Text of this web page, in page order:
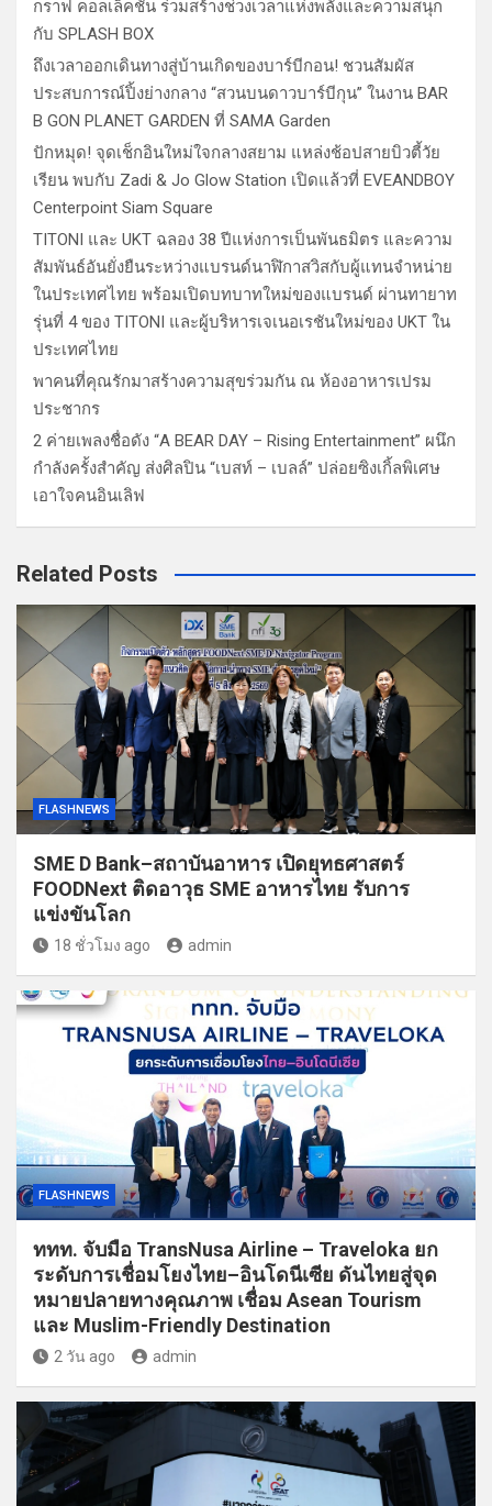
กราฟ คอลเล็คชั่น ร่วมสร้างช่วงเวลาแห่งพลังและความสนุก
กับ SPLASH BOX
ถึงเวลาออกเดินทางสู่บ้านเกิดของบาร์บีกอน! ชวนสัมผัส
ประสบการณ์ปิ้งย่างกลาง “สวนบนดาวบาร์บีกุน” ในงาน BAR
B GON PLANET GARDEN ที่ SAMA Garden
ปักหมุด! จุดเช็กอินใหม่ใจกลางสยาม แหล่งช้อปสายบิวตี้วัย
เรียน พบกับ Zadi & Jo Glow Station เปิดแล้วที่ EVEANDBOY
Centerpoint Siam Square
TITONI และ UKT ฉลอง 38 ปีแห่งการเป็นพันธมิตร และความ
สัมพันธ์อันยั่งยืนระหว่างแบรนด์นาฬิกาสวิสกับผู้แทนจำหน่าย
ในประเทศไทย พร้อมเปิดบทบาทใหม่ของแบรนด์ ผ่านทายาท
รุ่นที่ 4 ของ TITONI และผู้บริหารเจเนอเรชันใหม่ของ UKT ใน
ประเทศไทย
พาคนที่คุณรักมาสร้างความสุขร่วมกัน ณ ห้องอาหารเปรม
ประชากร
2 ค่ายเพลงชื่อดัง “A BEAR DAY – Rising Entertainment” ผนึก
กำลังครั้งสำคัญ ส่งศิลปิน “เบสท์ – เบลล์” ปล่อยซิงเกิ้ลพิเศษ
เอาใจคนอินเลิฟ
Related Posts
FLASHNEWS
SME D Bank–สถาบันอาหาร เปิดยุทธศาสตร์
FOODNext ติดอาวุธ SME อาหารไทย รับการ
แข่งขันโลก
18 ชั่วโมง ago admin
FLASHNEWS
ททท. จับมือ TransNusa Airline – Traveloka ยก
ระดับการเชื่อมโยงไทย–อินโดนีเซีย ดันไทยสู่จุด
หมายปลายทางคุณภาพ เชื่อม Asean Tourism
และ Muslim-Friendly Destination
2 วัน ago admin